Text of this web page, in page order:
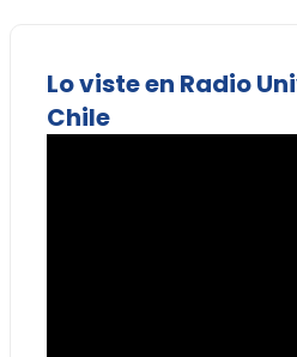
Lo viste en Radio
Chile